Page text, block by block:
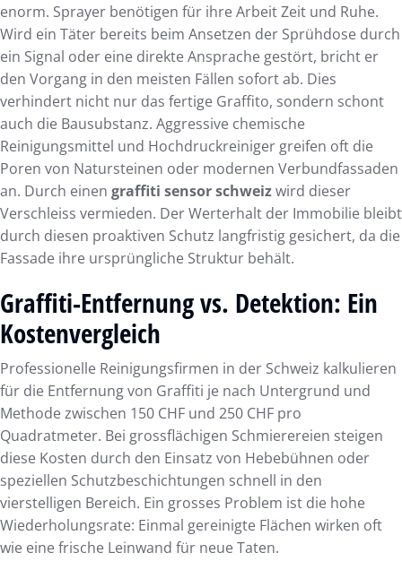
enorm. Sprayer benötigen für ihre Arbeit Zeit und Ruhe.
Wird ein Täter bereits beim Ansetzen der Sprühdose durch
ein Signal oder eine direkte Ansprache gestört, bricht er
den Vorgang in den meisten Fällen sofort ab. Dies
verhindert nicht nur das fertige Graffito, sondern schont
auch die Bausubstanz. Aggressive chemische
Reinigungsmittel und Hochdruckreiniger greifen oft die
Poren von Natursteinen oder modernen Verbundfassaden
an. Durch einen graffiti sensor schweizwird dieser
Verschleiss vermieden. Der Werterhalt der Immobilie bleibt
durch diesen proaktiven Schutz langfristig gesichert, da die
Fassade ihre ursprüngliche Struktur behält.
Graffiti-Entfernung vs. Detektion: Ein
Kostenvergleich
Professionelle Reinigungsfirmen in der Schweiz kalkulieren
für die Entfernung von Graffiti je nach Untergrund und
Methode zwischen 150 CHF und 250 CHF pro
Quadratmeter. Bei grossflächigen Schmierereien steigen
diese Kosten durch den Einsatz von Hebebühnen oder
speziellen Schutzbeschichtungen schnell in den
vierstelligen Bereich. Ein grosses Problem ist die hohe
Wiederholungsrate: Einmal gereinigte Flächen wirken oft
wie eine frische Leinwand für neue Taten.